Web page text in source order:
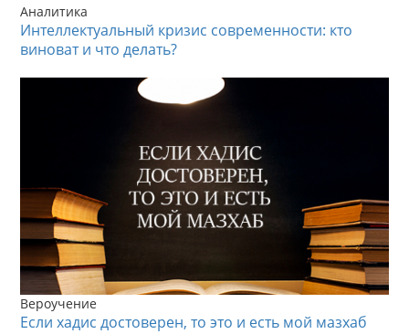
Аналитика
Интеллектуальный кризис современности: кто
виноват и что делать?
Вероучение
Если хадис достоверен, то это и есть мой мазхаб